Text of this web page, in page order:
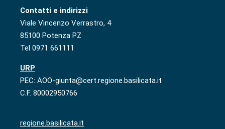
Contatti e indirizzi
Viale Vincenzo Verrastro, 4
85100 Potenza PZ
Tel 0971 661111
URP
PEC: AOO-giunta@cert.regione.basilicata.it
C.F. 80002950766
regione.basilicata.it